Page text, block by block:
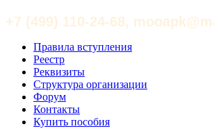
+7 (499) 110-24-68,
Правила вступления
Реестр
Реквизиты
Структура организации
Форум
Контакты
Купить пособия